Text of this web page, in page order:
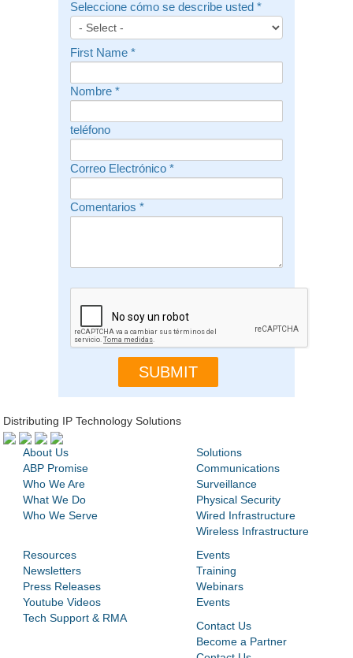
Seleccione cómo se describe usted *
First Name *
Nombre *
teléfono
Correo Electrónico *
Comentarios *
Distributing IP Technology Solutions
About Us
ABP Promise
Who We Are
What We Do
Who We Serve
Solutions
Communications
Surveillance
Physical Security
Wired Infrastructure
Wireless Infrastructure
Resources
Newsletters
Press Releases
Youtube Videos
Tech Support & RMA
Events
Training
Webinars
Events
Contact Us
Become a Partner